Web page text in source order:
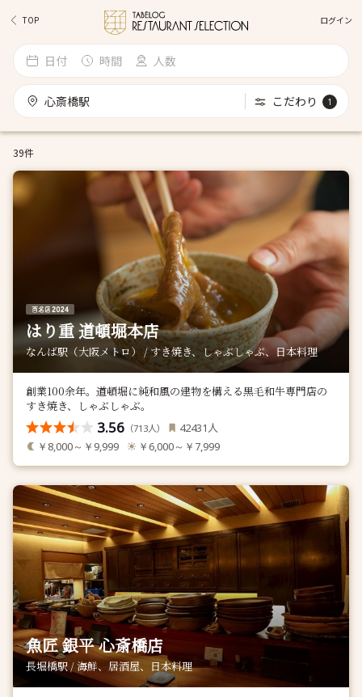
TOP ログイン
日付 時間 人数
心斎橋駅 こだわり 1
39件
はり重 道頓堀本店
なんば駅（大阪メトロ） / すき焼き、しゃぶしゃぶ、日本料理
創業100余年。道頓堀に純和風の建物を構える黒毛和牛専門店の
すき焼き、しゃぶしゃぶ。
3.56 （713人） 42431 人
￥8,000～￥9,999 ￥6,000～￥7,999
魚匠 銀平 心斎橋店
長堀橋駅 / 海鮮、居酒屋、日本料理